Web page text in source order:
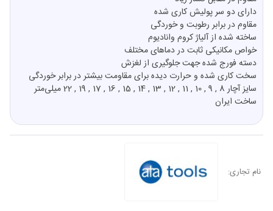
دارای دو سر پولیش کاری شده
مقاوم در برابر رطوبت و خوردگی
ساخته شده از آلیاژ کروم وانادیوم
خواص مکانیکی ثابت در دماهای مختلف
دسته فورج شده جهت جلوگیری از لغزش
سخت کاری شده و حرارت دیده برای مقاومت بیشتر در برابر خوردگی
سایز آچار 8 , 9 , 10 , 11 , 12 , 13 , 14 , 15 , 16 , 17 , 19 , 22 میلی‌متر
ساخت ایران
نام تجاری: